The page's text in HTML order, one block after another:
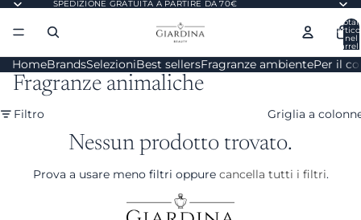
SPEDIZIONE GRATUITA A PARTIRE DA 70€
nel
HomeBrandsSelezioniBest sellersFragranze ambientePer il
Fragranze animaliche
Filtro Griglia a
Nessun prodotto trovato.
Prova a usare meno filtri oppure cancella tutti i filtri.